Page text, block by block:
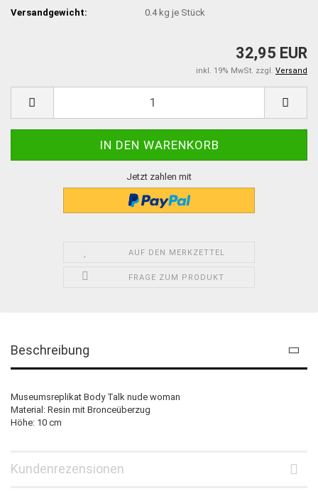
Versandgewicht:
0.4kg je Stück
32,95 EUR
inkl. 19% MwSt. zzgl. Versand
Jetzt zahlen mit
AUF DEN MERKZETTEL
FRAGE ZUM PRODUKT
Beschreibung
Museumsreplikat Body Talk nude woman
Material: Resin mit Bronceüberzug
Höhe: 10 cm
Kundenrezensionen